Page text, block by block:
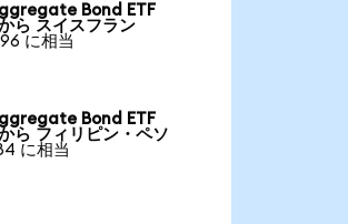
Bond ETF
ら スイスフラン
に相当
Bond ETF
ら フィリピン・ペソ
に相当